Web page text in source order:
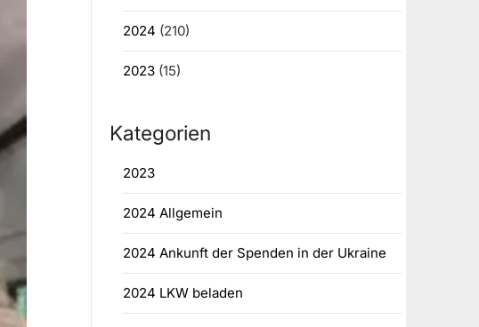
2024 (210)
2023(15)
Kategorien
2023
2024 Allgemein
2024 Ankunft der Spenden in der Ukraine
2024 LKW beladen